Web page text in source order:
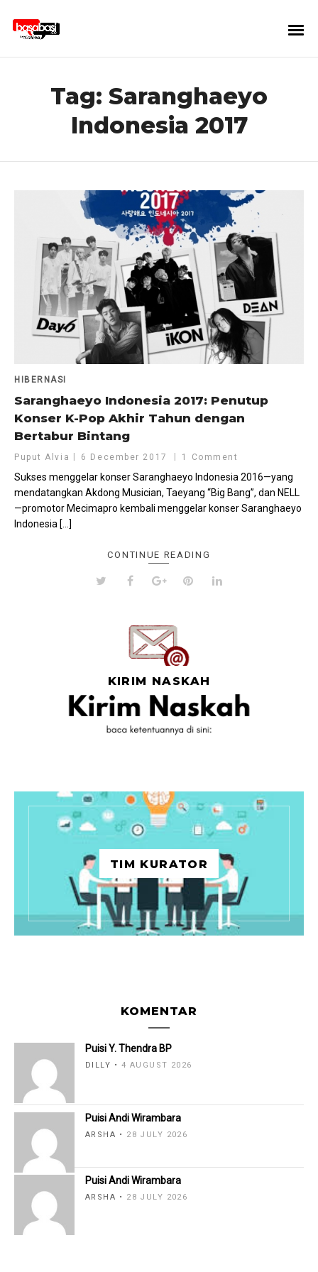
Tag: Saranghaeyo
Indonesia 2017
HIBERNASI
Saranghaeyo Indonesia 2017: Penutup
Konser K-Pop Akhir Tahun dengan
Bertabur Bintang
Puput Alvia 6 December 2017 1 Comment
Sukses menggelar konser Saranghaeyo Indonesia 2016—yang
mendatangkan Akdong Musician, Taeyang “Big Bang”, dan NELL
—promotor Mecimapro kembali menggelar konser Saranghaeyo
Indonesia […]
CONTINUE READING
KIRIM NASKAH
TIM KURATOR
KOMENTAR
Puisi Y. Thendra BP
DILLY 4 AUGUST 2026
Puisi Andi Wirambara
ARSHA 28 JULY 2026
Puisi Andi Wirambara
ARSHA 28 JULY 2026